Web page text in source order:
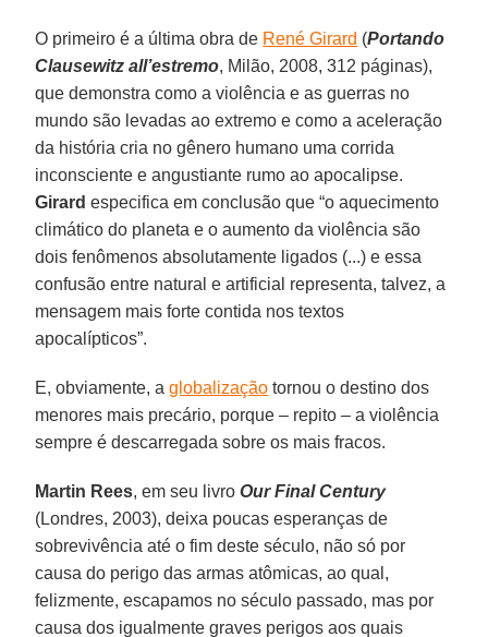
O primeiro é a última obra de René Girard (Portando
Clausewitz all’estremo, Milão, 2008, 312 páginas),
que demonstra como a violência e as guerras no
mundo são levadas ao extremo e como a aceleração
da história cria no gênero humano uma corrida
inconsciente e angustiante rumo ao apocalipse.
Girard especifica em conclusão que “o aquecimento
climático do planeta e o aumento da violência são
dois fenômenos absolutamente ligados (...) e essa
confusão entre natural e artificial representa, talvez, a
mensagem mais forte contida nos textos
apocalípticos”.
E, obviamente, aglobalização tornou o destino dos
menores mais precário, porque – repito – a violência
sempre é descarregada sobre os mais fracos.
Martin Rees, em seu livroOur Final Century
(Londres, 2003), deixa poucas esperanças de
sobrevivência até o fim deste século, não só por
causa do perigo das armas atômicas, ao qual,
felizmente, escapamos no século passado, mas por
causa dos igualmente graves perigos aos quais